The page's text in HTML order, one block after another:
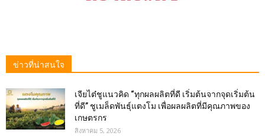
ข่าวที่น่าสนใจ
เจียไต๋ชูแนวคิด “ทุกผลผลิตที่ดี เริ่มต้นจากจุดเริ่มต้น
ที่ดี” ชูเมล็ดพันธุ์แตงโม เพื่อผลผลิตที่มีคุณภาพของ
เกษตรกร
สิงหาคม 5, 2026